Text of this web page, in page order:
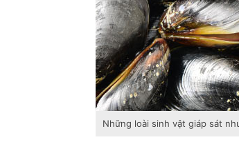
Những loài sinh vật giáp sát